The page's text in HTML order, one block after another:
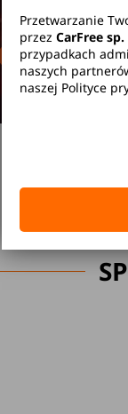
Brak
Przetwarzanie
przez CarFree sp.
przypadkach
naszych
naszej Polityce